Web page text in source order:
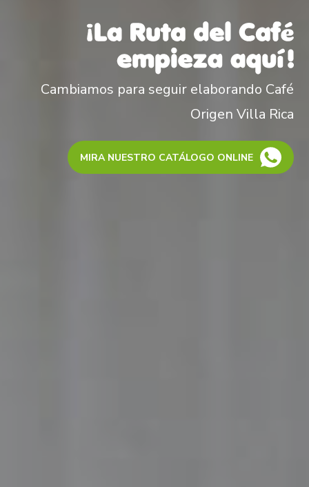
Cambiamos para seguir elaborando Café
Origen Villa Rica
MIRA NUESTRO CATÁLOGO ONLINE